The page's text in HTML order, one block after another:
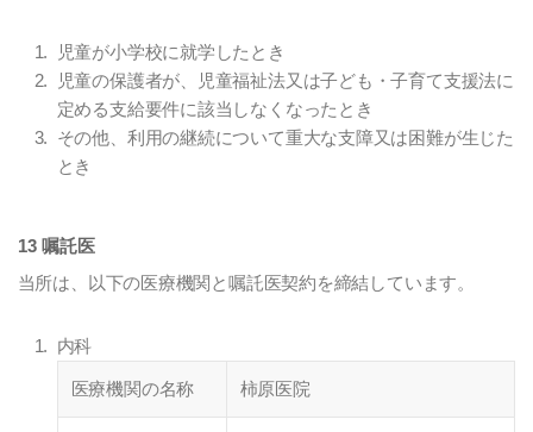
児童が小学校に就学したとき
児童の保護者が、児童福祉法又は子ども・子育て支援法に
定める支給要件に該当しなくなったとき
その他、利用の継続について重大な支障又は困難が生じた
とき
13 嘱託医
当所は、以下の医療機関と嘱託医契約を締結しています。
内科
医療機関の名称 柿原医院